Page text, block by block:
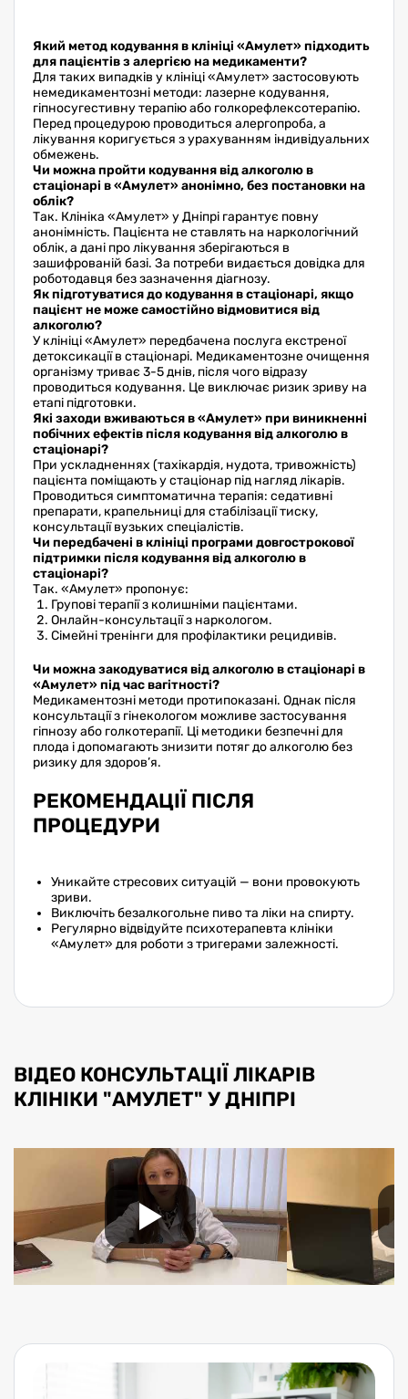
Який метод кодування в клініці «Амулет» підходить
для пацієнтів з алергією на медикаменти?
Для таких випадків у клініці «Амулет» застосовують
немедикаментозні методи: лазерне кодування,
гіпносугестивну терапію або голкорефлексотерапію.
Перед процедурою проводиться алергопроба, а
лікування коригується з урахуванням індивідуальних
обмежень.
Чи можна пройти кодування від алкоголю в
стаціонарі в «Амулет» анонімно, без постановки на
облік?
Так. Клініка «Амулет» у Дніпрі гарантує повну
анонімність. Пацієнта не ставлять на наркологічний
облік, а дані про лікування зберігаються в
зашифрованій базі. За потреби видається довідка для
роботодавця без зазначення діагнозу.
Як підготуватися до кодування в стаціонарі, якщо
пацієнт не може самостійно відмовитися від
алкоголю?
У клініці «Амулет» передбачена послуга екстреної
детоксикації в стаціонарі. Медикаментозне очищення
організму триває 3-5 днів, після чого відразу
проводиться кодування. Це виключає ризик зриву на
етапі підготовки.
Які заходи вживаються в «Амулет» при виникненні
побічних ефектів після кодування від алкоголю в
стаціонарі?
При ускладненнях (тахікардія, нудота, тривожність)
пацієнта поміщають у стаціонар під нагляд лікарів.
Проводиться симптоматична терапія: седативні
препарати, крапельниці для стабілізації тиску,
консультації вузьких спеціалістів.
Чи передбачені в клініці програми довгострокової
підтримки після кодування від алкоголю в
стаціонарі?
Так. «Амулет» пропонує:
Групові терапії з колишніми пацієнтами.
Онлайн-консультації з наркологом.
Сімейні тренінги для профілактики рецидивів.
Чи можна закодуватися від алкоголю в стаціонарі в
«Амулет» під час вагітності?
Медикаментозні методи протипоказані. Однак після
консультації з гінекологом можливе застосування
гіпнозу або голкотерапії. Ці методики безпечні для
плода і допомагають знизити потяг до алкоголю без
ризику для здоров’я.
РЕКОМЕНДАЦІЇ ПІСЛЯ
ПРОЦЕДУРИ
Уникайте стресових ситуацій — вони провокують
зриви.
Виключіть безалкогольне пиво та ліки на спирту.
Регулярно відвідуйте психотерапевта клініки
«Амулет» для роботи з тригерами залежності.
ВІДЕО КОНСУЛЬТАЦІЇ ЛІКАРІВ
КЛІНІКИ "АМУЛЕТ" У ДНІПРІ